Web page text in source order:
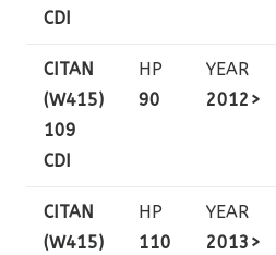
CDI
CITAN
(W415)
109
CDI
HP
90
YEAR
2012>
CITAN
(W415)
HP
110
YEAR
2013>